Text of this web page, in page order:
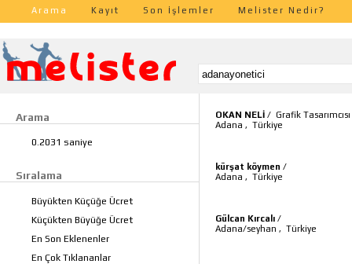
Arama Kayıt Son İşlemler Melister Nedir?
Arama
0.2031 saniye
Sıralama
Büyükten Küçüğe Ücret
Küçükten Büyüğe Ücret
En Son Eklenenler
En Çok Tıklananlar
OKAN NELİ / Grafik Tasarımcısı
Adana , Türkiye
kürşat köymen /
Adana , Türkiye
Gülcan Kırcalı /
Adana/seyhan , Türkiye